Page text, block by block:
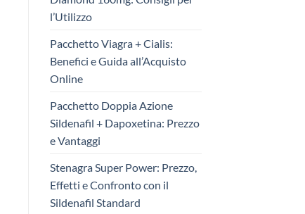
l’Utilizzo
Pacchetto Viagra + Cialis:
Benefici e Guida all’Acquisto
Online
Pacchetto Doppia Azione
Sildenafil + Dapoxetina: Prezzo
e Vantaggi
Stenagra Super Power: Prezzo,
Effetti e Confronto con il
Sildenafil Standard